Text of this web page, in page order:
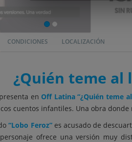
CONDICIONES LOCALIZACIÓN
¿Quién teme al
presenta en Off Latina “¿Quién teme
cuentos infantiles. Una obra
“Lobo Feroz”es acusado de
ofrece una versión muy